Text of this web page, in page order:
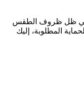
في ظل ظروف الطقس
المطلوبة، إليك